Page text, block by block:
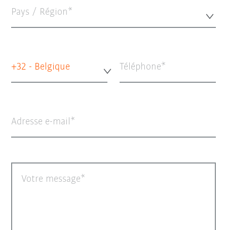
Pays / Région*
+32 - Belgique Téléphone
Adresse e-mail
Votre message